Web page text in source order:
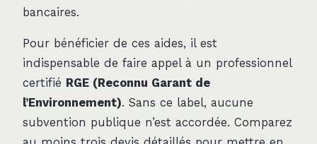
bancaires.
Pour bénéficier de ces aides, il est
indispensable de faire appel à un professionnel
certifié RGE (Reconnu Garant de
l’Environnement). Sans ce label, aucune
subvention publique n’est accordée. Comparez